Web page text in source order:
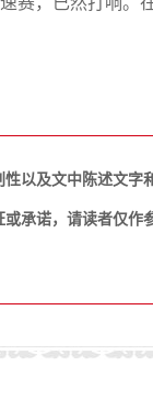
以及文中陈述文字
承诺，请读者仅作